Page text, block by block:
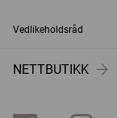
Vedlikeholdsråd
NETTBUTIKK